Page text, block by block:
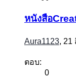
หนังสือ
Aura1123, 21
ตอบ:
0